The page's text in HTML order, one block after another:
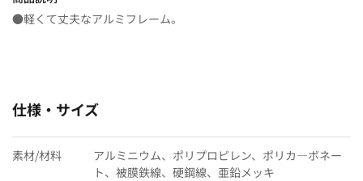
●軽くて丈夫なアルミフレーム。
仕様・サイズ
素材/材料
アルミニウム、ポリプロピレン、ポリカ―ボネー
ト、被膜鉄線、硬鋼線、亜鉛メッキ